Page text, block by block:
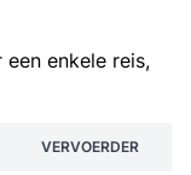
enkele reis,
VERVOERDER